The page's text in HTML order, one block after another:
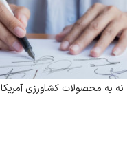
نه به محصولات کشاورزی آمریکا